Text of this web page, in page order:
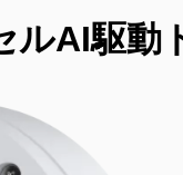
ルAI駆動